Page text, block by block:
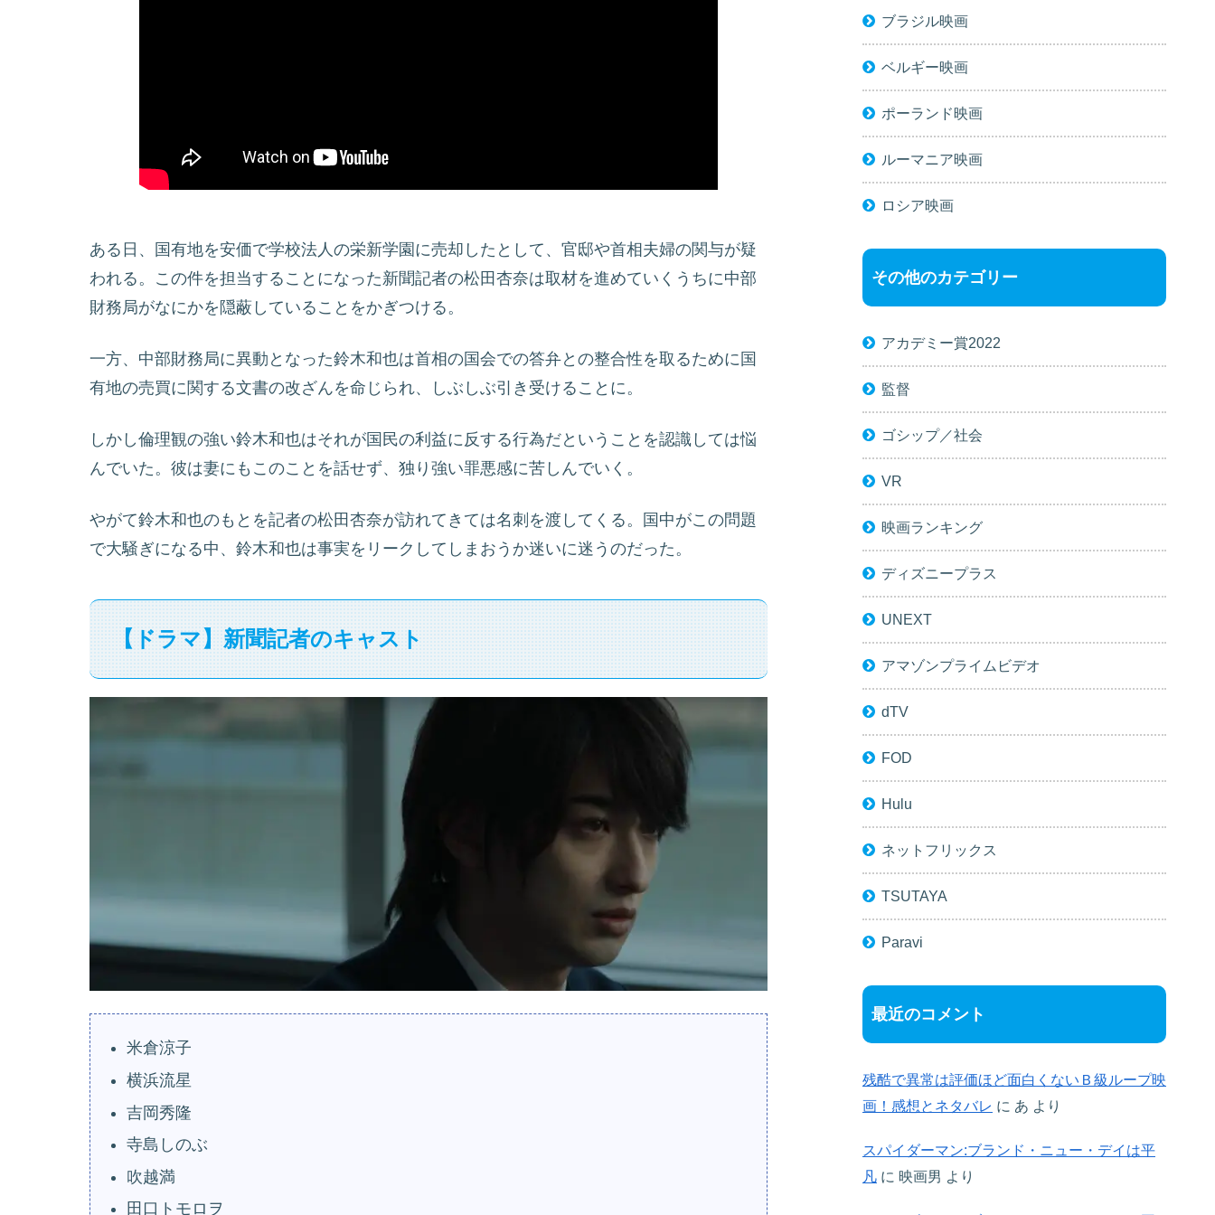
ある日、国有地を安価で学校法人の栄新学園に売却したとして、官邸や首相夫婦の関与が疑
われる。この件を担当することになった新聞記者の松田杏奈は取材を進めていくうちに中部
財務局がなにかを隠蔽していることをかぎつける。
一方、中部財務局に異動となった鈴木和也は首相の国会での答弁との整合性を取るために国
有地の売買に関する文書の改ざんを命じられ、しぶしぶ引き受けることに。
しかし倫理観の強い鈴木和也はそれが国民の利益に反する行為だということを認識しては悩
んでいた。彼は妻にもこのことを話せず、独り強い罪悪感に苦しんでいく。
やがて鈴木和也のもとを記者の松田杏奈が訪れてきては名刺を渡してくる。国中がこの問題
で大騒ぎになる中、鈴木和也は事実をリークしてしまおうか迷いに迷うのだった。
【ドラマ】新聞記者のキャスト
米倉涼子
横浜流星
吉岡秀隆
寺島しのぶ
吹越満
田口トモロヲ
ブラジル映画
ベルギー映画
ポーランド映画
ルーマニア映画
ロシア映画
その他のカテゴリー
アカデミー賞2022
監督
ゴシップ／社会
VR
映画ランキング
ディズニープラス
UNEXT
アマゾンプライムビデオ
dTV
FOD
Hulu
ネットフリックス
TSUTAYA
Paravi
最近のコメント
残酷で異常は評価ほど面白くないＢ級ループ映
画！感想とネタバレ に あ より
スパイダーマン:ブランド・ニュー・デイは平
凡 に 映画男 より